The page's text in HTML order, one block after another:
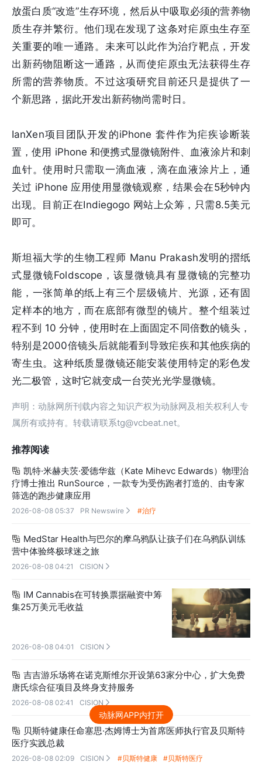
放蛋白质“改造”生存环境，然后从中吸取必须的营养物
质生存并繁衍。他们现在发现了这条对疟原虫生存至
关重要的唯一通路。未来可以此作为治疗靶点，开发
出新药物阻断这一通路，从而使疟原虫无法获得生存
所需的营养物质。不过这项研究目前还只是提供了一
个新思路，据此开发出新药物尚需时日。
IanXen项目团队开发的iPhone 套件作为疟疾诊断装
置，使用 iPhone 和便携式显微镜附件、血液涂片和刺
血针。使用时只需取一滴血液，滴在血液涂片上，通
关过 iPhone 应用使用显微镜观察，结果会在5秒钟内
出现。目前正在Indiegogo 网站上众筹，只需8.5美元
即可。
斯坦福大学的生物工程师 Manu Prakash发明的摺纸
式显微镜Foldscope，该显微镜具有显微镜的完整功
能，一张简单的纸上有三个层级镜片、光源，还有固
定样本的地方，而在底部有微型的镜片。整个组装过
程不到 10 分钟，使用时在上面固定不同倍数的镜头，
特别是2000倍镜头后就能看到导致疟疾和其他疾病的
寄生虫。这种纸质显微镜还能安装使用特定的彩色发
光二极管，这时它就变成一台荧光光学显微镜。
声明：动脉网所刊载内容之知识产权为动脉网及相关权利人专
属所有或持有。转载请联系tg@vcbeat.net。
推荐阅读
 凯特·米赫夫茨·爱德华兹（Kate Mihevc Edwards）物理治
疗博士推出 RunSource，一款专为受伤跑者打造的、由专家
筛选的跑步健康应用
2026-08-08 05:37 PR Newswire  #治疗
 MedStar Health与巴尔的摩乌鸦队让孩子们在乌鸦队训练
营中体验终极球迷之旅
2026-08-08 04:21 CISION 
 IM Cannabis在可转换票据融资中筹
集25万美元毛收益
2026-08-08 04:01 CISION 
 吉吉游乐场将在诺克斯维尔开设第63家分中心，扩大免费
唐氏综合征项目及终身支持服务
2026-08-08 02:41 CISION 
 贝斯特健康任命塞思·杰姆博士为首席医师执行官及贝斯特
医疗实践总裁
2026-08-08 02:09 CISION  #贝斯特健康 #贝斯特医疗
动脉网APP内打开